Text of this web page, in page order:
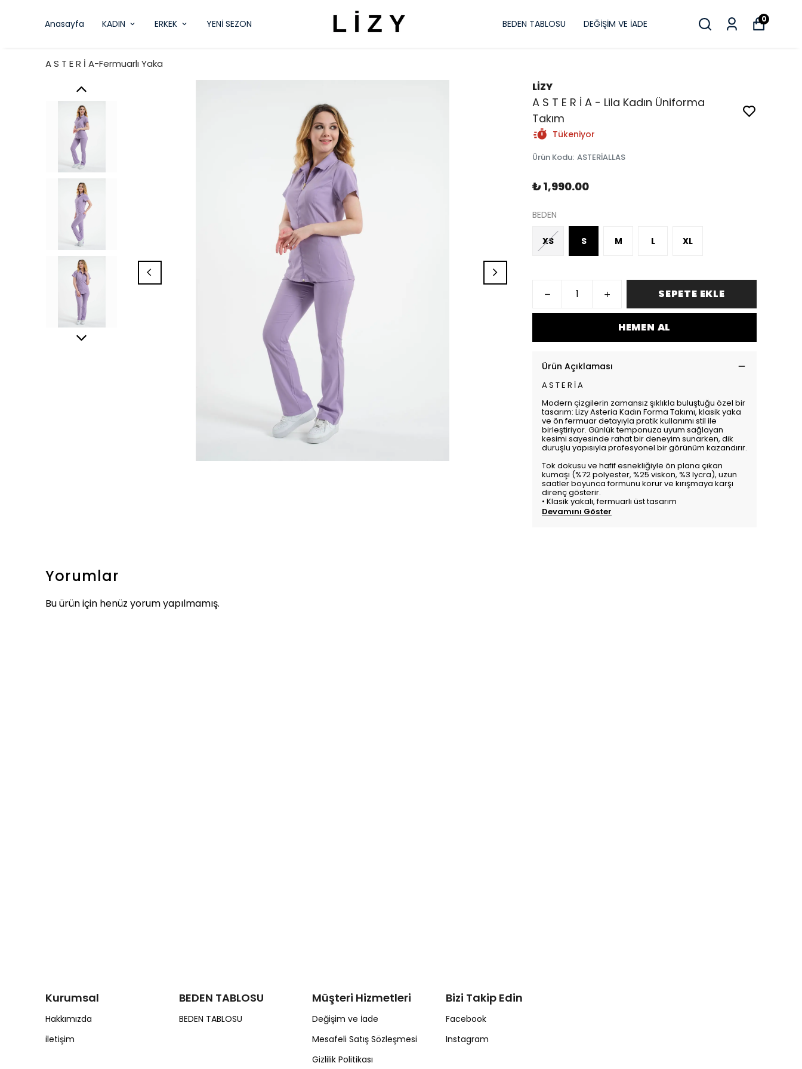
Anasayfa KADIN ERKEK YENİ SEZON BEDEN TABLOSU DEĞİŞİM VE İADE 0
A S T E R İ A-Fermuarlı Yaka
LİZY
A S T E R İ A - Lila Kadın Üniforma
Takım
Tükeniyor
Ürün Kodu: ASTERİALLAS
₺ 1,990.00
BEDEN
XS S M L XL
SEPETE EKLE
HEMEN AL
Ürün Açıklaması
A S T E R İ A
Modern çizgilerin zamansız şıklıkla buluştuğu özel bir
tasarım: Lizy Asteria Kadın Forma Takımı, klasik yaka
ve ön fermuar detayıyla pratik kullanımı stil ile
birleştiriyor. Günlük temponuza uyum sağlayan
kesimi sayesinde rahat bir deneyim sunarken, dik
duruşlu yapısıyla profesyonel bir görünüm kazandırır.
Tok dokusu ve hafif esnekliğiyle ön plana çıkan
kumaşı (%72 polyester, %25 viskon, %3 lycra), uzun
saatler boyunca formunu korur ve kırışmaya karşı
direnç gösterir.
• Klasik yakalı, fermuarlı üst tasarım
Devamını Göster
Yorumlar
Bu ürün için henüz yorum yapılmamış.
Kurumsal
Hakkımızda
iletişim
BEDEN TABLOSU
BEDEN TABLOSU
Müşteri Hizmetleri
Değişim ve İade
Mesafeli Satış Sözleşmesi
Gizlilik Politikası
Bizi Takip Edin
Facebook
Instagram